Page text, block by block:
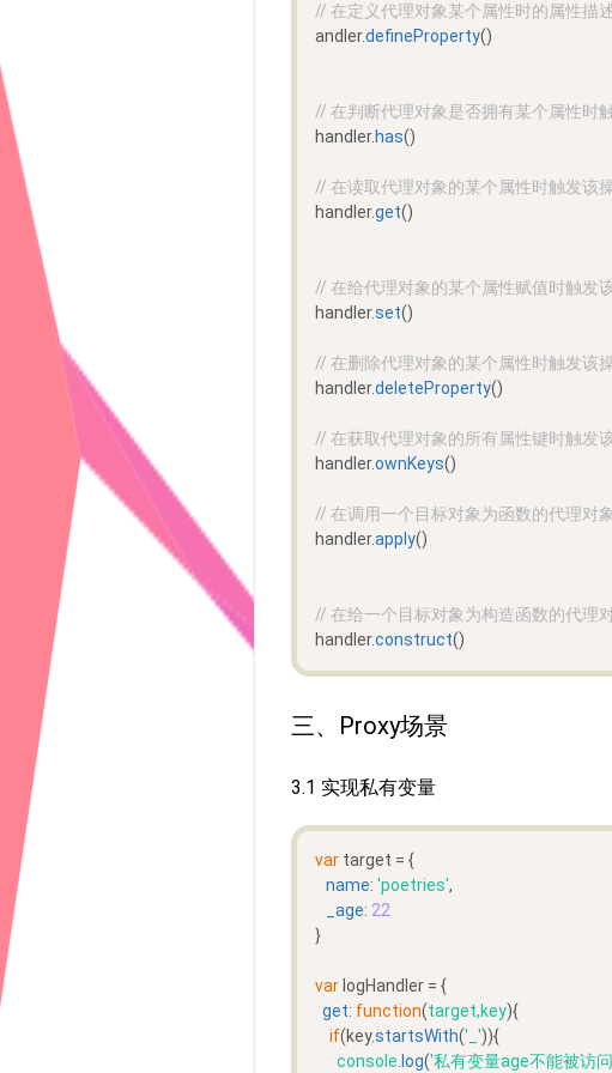
// 在定义代理对象某个属性时的属性描
andler.defineProperty()
// 在判断代理对象是否拥有某个属性时
handler. has()
// 在读取代理对象的某个属性时触发该
handler.get()
// 在给代理对象的某个属性赋值时触发
handler.set()
// 在删除代理对象的某个属性时触发该
handler.deleteProperty()
// 在获取代理对象的所有属性键时触发
handler.ownKeys()
// 在调用一个目标对象为函数的代理对
handler.apply()
// 在给一个目标对象为构造函数的代理
handler.construct()
三、Proxy场景
3.1 实现私有变量
var target = {
name: 'poetries',
_age: 22
}
var logHandler = {
get: function(target,key){
if(key.startsWith('_')){
console log('私有变量age不能被访